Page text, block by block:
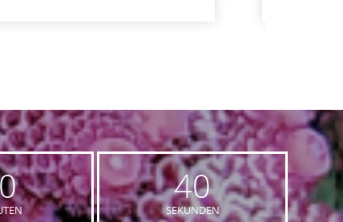
39
SEKUNDEN